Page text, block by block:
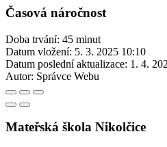
Časová náročnost
Doba trvání: 45 minut
Datum vložení: 5. 3. 2025 10:10
Datum poslední aktualizace: 1. 4.
Autor: Správce Webu
Mateřská škola Nikolčice